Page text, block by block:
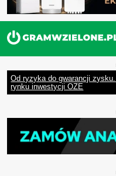
Od ryzyka do gwarancji
rynku inwestycji OZE